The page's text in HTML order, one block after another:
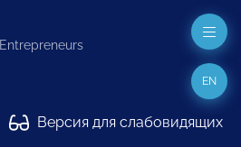
Версия для слабовидящих
EN